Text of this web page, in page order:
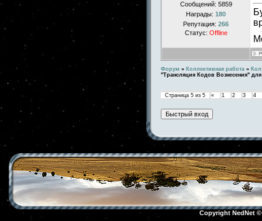
Сообщений: 5859
Награды: 180
Репутация: 266
Статус: Offline
Форум » Коллективная работа »
"Трансляция Кодов Вознесения"
Страница 5 из 5 « 1 2 3 4
Copyright NedNet